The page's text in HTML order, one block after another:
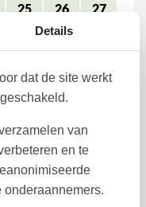
25 26 27
2 3
9 10 11
Details
dat de site werkt
van
en te